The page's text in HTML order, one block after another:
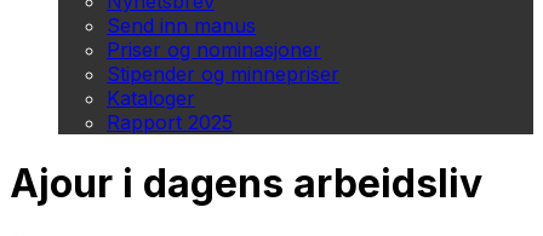
Send inn manus
Priser og nominasjoner
Stipender og minnepriser
Kataloger
Rapport 2025
Ajour i dagens arbeidsliv